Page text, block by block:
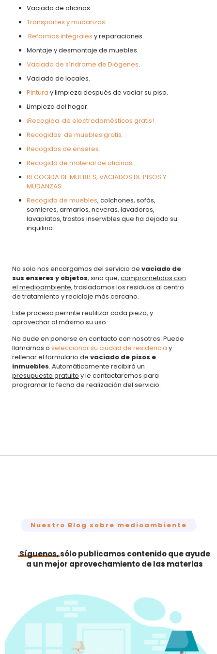
Vaciado de oficinas.
Transportes y mudanzas.
Reformas integrales y reparaciones.
Montaje y desmontaje de muebles.
Vaciado de síndrome de Diógenes.
Vaciado de locales.
Pintura y limpieza después de vaciar su piso.
Limpieza del hogar.
¡Recogida de electrodomésticos gratis!
Recogidas de muebles gratis.
Recogidas de enseres.
Recogida de material de oficinas.
RECOGIDA DE MUEBLES, VACIADOS DE PISOS Y
MUDANZAS
Recogida de muebles, colchones, sofás,
somieres, armarios, neveras, lavadoras,
lavaplatos, trastos inservibles que ha dejado su
inquilino.
No solo nos encargamos del servicio de vaciado de
sus enseres y objetos, sino que, comprometidos con
el medioambiente, trasladamos los residuos al centro
de tratamiento y reciclaje más cercano.
Este proceso permite reutilizar cada pieza, y
aprovechar al máximo su uso.
No dude en ponerse en contacto con nosotros. Puede
llamarnos o seleccionar su ciudad de residencia y
rellenar el formulario de vaciado de pisos e
inmuebles. Automáticamente recibirá un
presupuesto gratuito y le contactaremos para
programar la fecha de realización del servicio.
Nuestro Blog sobre medioambiente
Síguenos,sólo publicamos contenido que ayude
a un mejor aprovechamiento de las materias